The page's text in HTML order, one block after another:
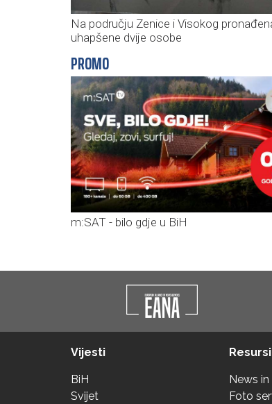
Na području Zenice i Visokog
uhapšene dvije osobe
PROMO
m:SAT - bilo gdje u BiH
Vijesti
BiH
Svijet
Resursi
News
Foto